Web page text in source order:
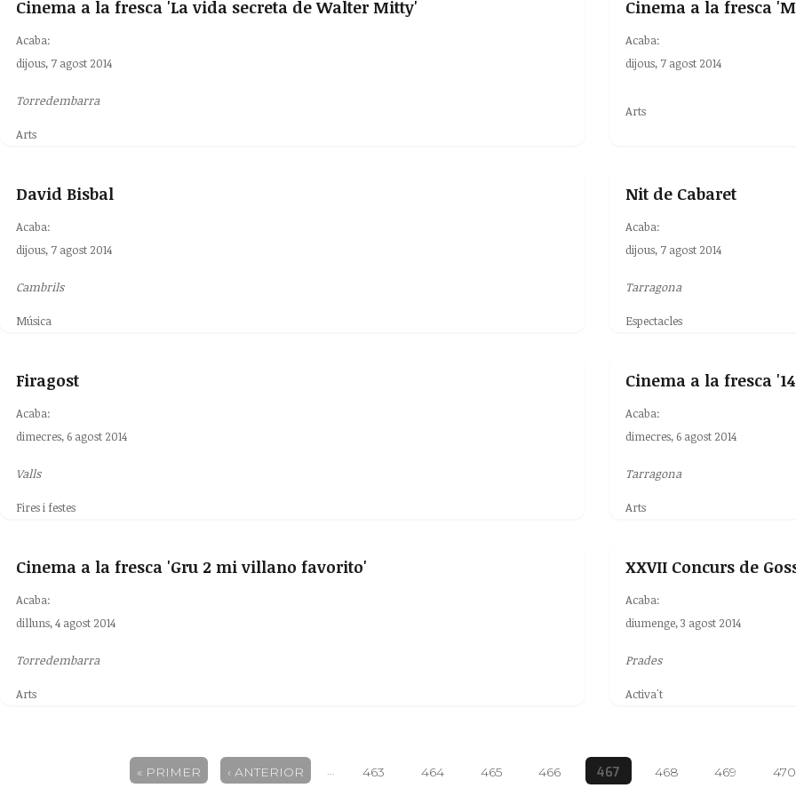
Cinema a la fresca 'La vida secreta de Walter Mitty'
Acaba:
dijous, 7 agost 2014
Torredembarra
Arts
Cinema a la fresca
Acaba:
dijous, 7 agost 2014
Arts
David Bisbal
Acaba:
dijous, 7 agost 2014
Cambrils
Música
Nit de Cabaret
Acaba:
dijous, 7 agost 2014
Tarragona
Espectacles
Firagost
Acaba:
dimecres, 6 agost 2014
Valls
Fires i festes
Cinema a la fresca
Acaba:
dimecres, 6 agost 2014
Tarragona
Arts
Cinema a la fresca 'Gru 2 mi villano favorito'
Acaba:
dilluns, 4 agost 2014
Torredembarra
Arts
XXVII Concurs de
Acaba:
diumenge, 3 agost 2014
Prades
Activa't
« PRIMER ‹ ANTERIOR … 463 464 465 466 467 468 469 470